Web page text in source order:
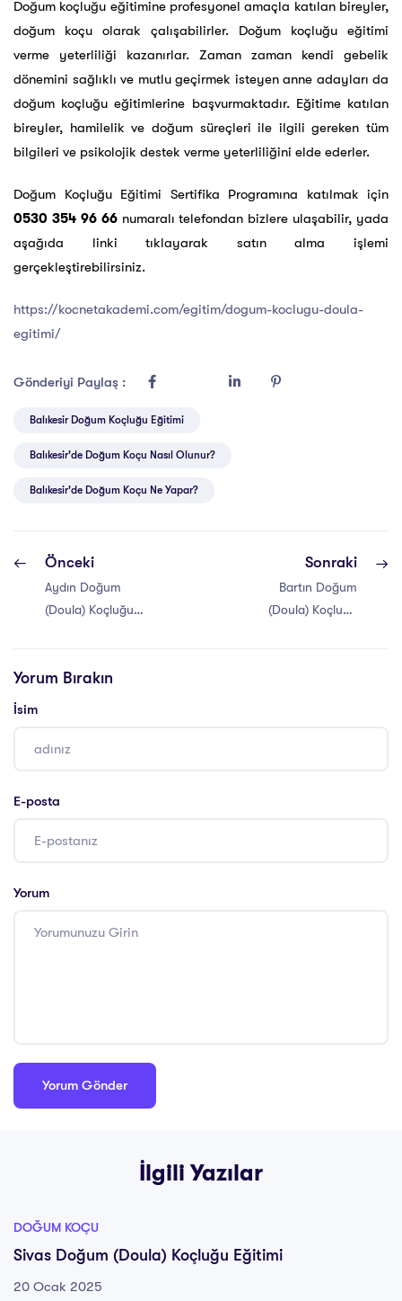
Doğum koçluğu eğitimine profesyonel amaçla katılan bireyler,
doğum koçu olarak çalışabilirler. Doğum koçluğu eğitimi
verme yeterliliği kazanırlar. Zaman zaman kendi gebelik
dönemini sağlıklı ve mutlu geçirmek isteyen anne adayları da
doğum koçluğu eğitimlerine başvurmaktadır. Eğitime katılan
bireyler, hamilelik ve doğum süreçleri ile ilgili gereken tüm
bilgileri ve psikolojik destek verme yeterliliğini elde ederler.
Doğum Koçluğu Eğitimi Sertifika Programına katılmak için
0530 354 96 66numaralı telefondan bizlere ulaşabilir, yada
aşağıda linki tıklayarak satın alma işlemi
gerçekleştirebilirsiniz.
https://kocnetakademi.com/egitim/dogum-koclugu-doula-
egitimi/
Gönderiyi Paylaş :
Balıkesir Doğum Koçluğu Eğitimi
Balıkesir'de Doğum Koçu Nasıl Olunur?
Balıkesir'de Doğum Koçu Ne Yapar?
Önceki
Aydın Doğum
(Doula) Koçluğu
Sonraki
Bartın Doğum
(Doula) Koçluğu
Yorum Bırakın
İsim
E-posta
Yorum
İlgili Yazılar
DOĞUM KOÇU
Sivas Doğum (Doula) Koçluğu Eğitimi
20 Ocak 2025